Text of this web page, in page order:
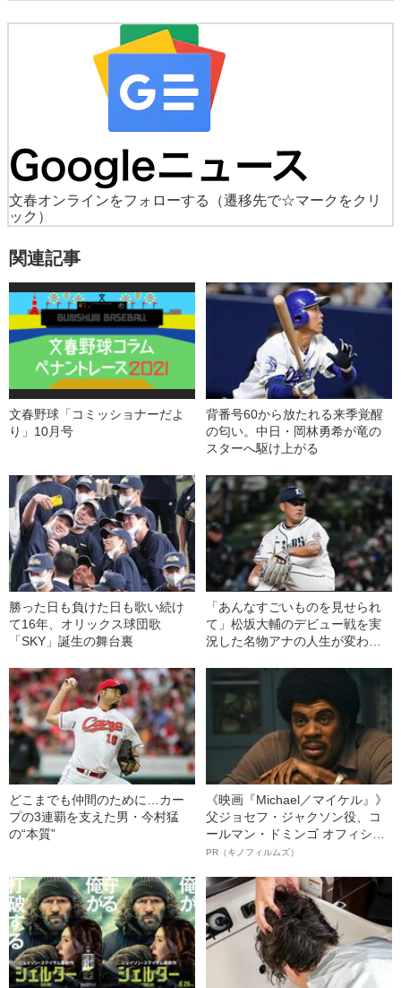
文春オンラインをフォローする
（遷移先で☆マークをクリ
ック）
関連記事
文春野球「コミッショナーだよ
り」10月号
背番号60から放たれる来季覚醒
の匂い。中日・岡林勇希が竜の
スターへ駆け上がる
勝った日も負けた日も歌い続け
て16年、オリックス球団歌
「SKY」誕生の舞台裏
「あんなすごいものを見せられ
て」松坂大輔のデビュー戦を実
況した名物アナの人生が変わっ
どこまでも仲間のために…カー
プの3連覇を支えた男・今村猛
の“本質”
《映画『Michael／マイケル』》
父ジョセフ・ジャクソン役、コ
ールマン・ドミンゴ オフィシャ
ルインタビュー“観客を魅了した
語る”《日本興収70億円突破》
PR（キノフィルムズ）